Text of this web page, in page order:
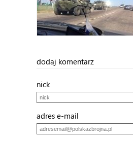
dodaj komentarz
nick
adres e-mail